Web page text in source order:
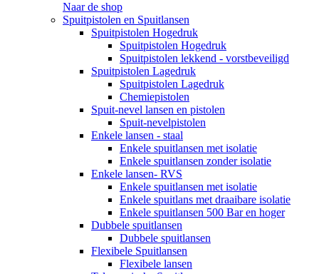
Naar de shop
Spuitpistolen en Spuitlansen
Spuitpistolen Hogedruk
Spuitpistolen Hogedruk
Spuitpistolen lekkend - vorstbeveiligd
Spuitpistolen Lagedruk
Spuitpistolen Lagedruk
Chemiepistolen
Spuit-nevel lansen en pistolen
Spuit-nevelpistolen
Enkele lansen - staal
Enkele spuitlansen met isolatie
Enkele spuitlansen zonder isolatie
Enkele lansen- RVS
Enkele spuitlansen met isolatie
Enkele spuitlans met draaibare isolatie
Enkele spuitlansen 500 Bar en hoger
Dubbele spuitlansen
Dubbele spuitlansen
Flexibele Spuitlansen
Flexibele lansen